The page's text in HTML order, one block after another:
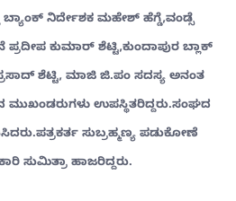
ನಿರ್ದೇಶಕ ಮಹೇಶ್ ಹೆಗ್ಡೆ,ವಂಡ್ಸೆ
ಪ್ರದೀಪ ಕುಮಾರ್ ಶೆಟ್ಟಿ,ಕುಂದಾಪುರ ಬ್ಲಾಕ್
ಶೆಟ್ಟಿ, ಮಾಜಿ ಜಿ.ಪಂ ಸದಸ್ಯ ಅನಂತ
ಮುಖಂಡರುಗಳು ಉಪಸ್ಥಿತರಿದ್ದರು.ಸಂಘದ
ಸುಬ್ರಹ್ಮಣ್ಯ ಪಡುಕೋಣೆ
ಸುಮಿತ್ರಾ ಹಾಜರಿದ್ದರು.